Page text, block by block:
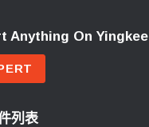
Anything On Yingkee
列表